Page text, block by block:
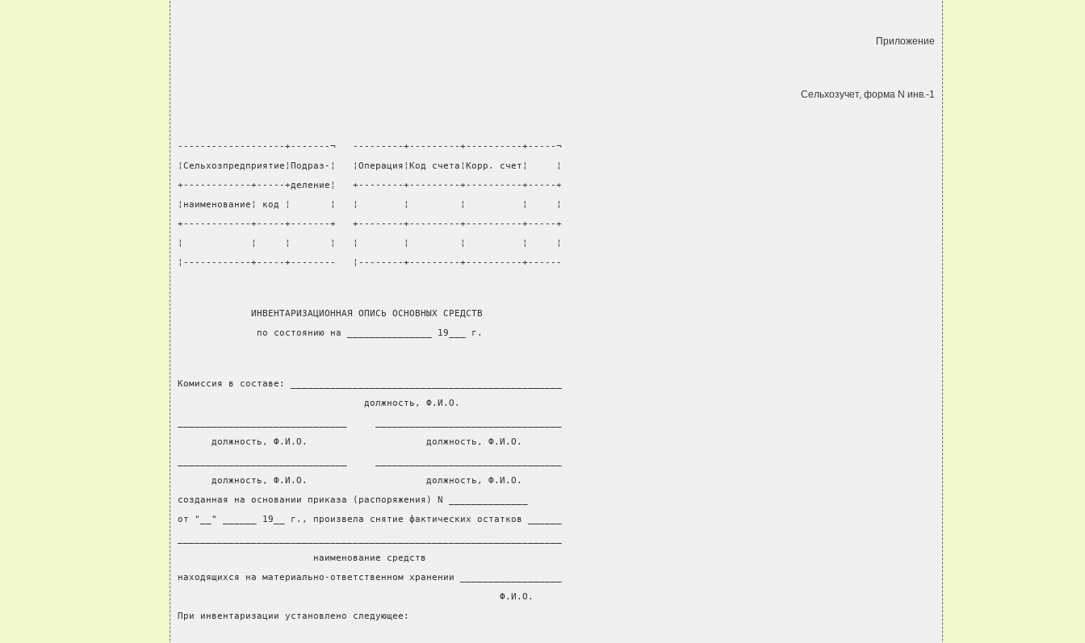
Приложение
Сельхозучет, форма N инв.-1
-------------------+-------¬   ---------+---------+----------+-----¬
¦Сельхозпредприятие¦Подраз-¦   ¦Операция¦Код счета¦Корр. счет¦     ¦
+------------+-----+деление¦   +--------+---------+----------+-----+
¦наименование¦ код ¦       ¦   ¦        ¦         ¦          ¦     ¦
+------------+-----+-------+   +--------+---------+----------+-----+
¦            ¦     ¦       ¦   ¦        ¦         ¦          ¦     ¦
¦------------+-----+--------   ¦--------+---------+----------+------
             ИНВЕНТАРИЗАЦИОННАЯ ОПИСЬ ОСНОВНЫХ СРЕДСТВ
              по состоянию на _______________ 19___ г.
Комиссия в составе: ________________________________________________
                                 должность, Ф.И.О.
      должность, Ф.И.О.                     должность, Ф.И.О.
      должность, Ф.И.О.                     должность, Ф.И.О.
созданная на основании приказа (распоряжения) N ______________
от "__" ______ 19__ г., произвела снятие фактических остатков ______
                        наименование средств
находящихся на материально-ответственном хранении __________________
                                                         Ф.И.О.
При инвентаризации установлено следующее: